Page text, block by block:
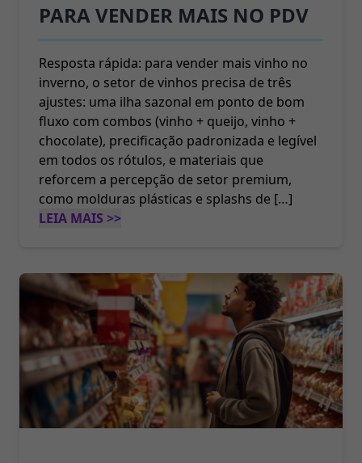
PARA VENDER MAIS NO PDV
Resposta rápida: para vender mais vinho no
inverno, o setor de vinhos precisa de três
ajustes: uma ilha sazonal em ponto de bom
fluxo com combos (vinho + queijo, vinho +
chocolate), precificação padronizada e legível
em todos os rótulos, e materiais que
reforcem a percepção de setor premium,
como molduras plásticas e splashs de […]
LEIA MAIS >>